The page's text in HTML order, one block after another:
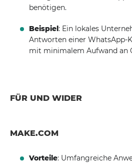
benötigen.
Beispiel: Ein lokales
Antworten einer WhatsApp-
mit minimalem Aufwand an
FÜR UND WIDER
MAKE.COM
Vorteile: Umfangreiche